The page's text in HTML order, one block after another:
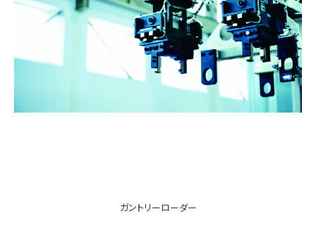
ガントリーローダー